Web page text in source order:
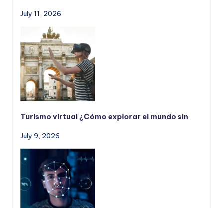
July 11, 2026
Turismo virtual ¿Cómo explorar el mundo sin
July 9, 2026